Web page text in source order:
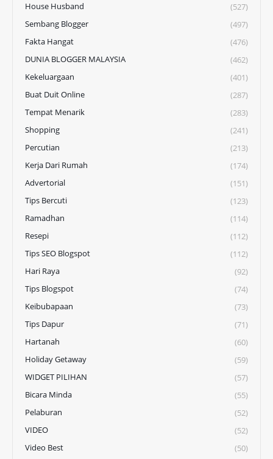
House Husband
(527)
Sembang Blogger
(497)
Fakta Hangat
(476)
DUNIA BLOGGER MALAYSIA
(462)
Kekeluargaan
(401)
Buat Duit Online
(287)
Tempat Menarik
(283)
Shopping
(241)
Percutian
(213)
Kerja Dari Rumah
(174)
Advertorial
(151)
Tips Bercuti
(123)
Ramadhan
(114)
Resepi
(112)
Tips SEO Blogspot
(112)
Hari Raya
(92)
Tips Blogspot
(74)
Keibubapaan
(73)
Tips Dapur
(71)
Hartanah
(60)
Holiday Getaway
(59)
WIDGET PILIHAN
(57)
Bicara Minda
(55)
Pelaburan
(52)
VIDEO
(52)
Video Best
(50)